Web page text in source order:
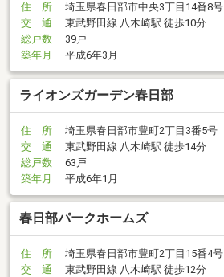
住 所
埼玉県春日部市中央3丁目14番8号
交 通
東武野田線 八木崎駅 徒歩10分
総戸数
39戸
築年月
平成6年3月
ライオンズガーデン春日部
住 所
埼玉県春日部市豊町2丁目3番5号
交 通
東武野田線 八木崎駅 徒歩14分
総戸数
63戸
築年月
平成6年1月
春日部パークホームズ
住 所
埼玉県春日部市豊町2丁目15番4号
交 通
東武野田線 八木崎駅 徒歩12分